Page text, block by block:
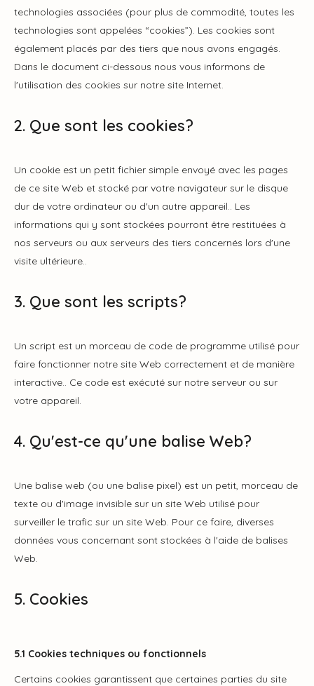
technologies associées (pour plus de commodité, toutes les
technologies sont appelées “cookies”). Les cookies sont
également placés par des tiers que nous avons engagés.
Dans le document ci-dessous nous vous informons de
l'utilisation des cookies sur notre site Internet.
2. Que sont les cookies?
Un cookie est un petit fichier simple envoyé avec les pages
de ce site Web et stocké par votre navigateur sur le disque
dur de votre ordinateur ou d'un autre appareil.. Les
informations qui y sont stockées pourront être restituées à
nos serveurs ou aux serveurs des tiers concernés lors d'une
visite ultérieure..
3. Que sont les scripts?
Un script est un morceau de code de programme utilisé pour
faire fonctionner notre site Web correctement et de manière
interactive.. Ce code est exécuté sur notre serveur ou sur
votre appareil.
4. Qu'est-ce qu'une balise Web?
Une balise web (ou une balise pixel) est un petit, morceau de
texte ou d'image invisible sur un site Web utilisé pour
surveiller le trafic sur un site Web. Pour ce faire, diverses
données vous concernant sont stockées à l'aide de balises
Web.
5. Cookies
5.1 Cookies techniques ou fonctionnels
Certains cookies garantissent que certaines parties du site